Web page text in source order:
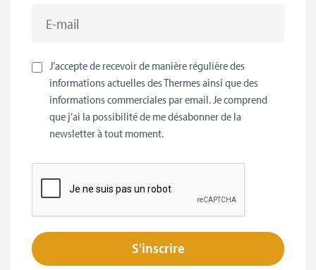
J’accepte de recevoir de manière régulière des
informations actuelles des Thermes ainsi que des
informations commerciales par email. Je comprend
que j’ai la possibilité de me désabonner de la
newsletter à tout moment.
S'inscrire